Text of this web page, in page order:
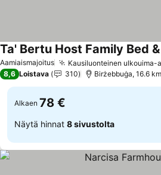
Aamiaismajoitus Kausiluonteinen ulkouima-
Ta' Bertu Host Family Bed
8,6 Loistava 310 Birżebbuġa, 16.6
Alkaen 78 €
Näytä hinnat 8 sivustolta